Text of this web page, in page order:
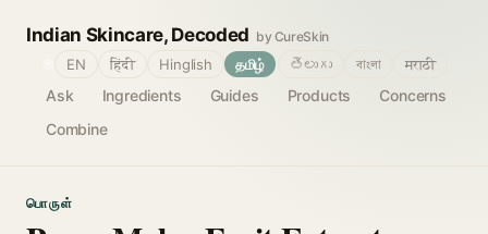
Indian Skincare, Decoded by CureSkin
Ask Ingredients Guides Products
Concerns
Combine
EN हिंदी Hinglish தமிழ் తెలుగు বাংলা मराठी
பொருள்